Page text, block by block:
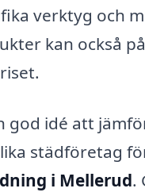
verktyg och
kan också
god idé att
städföretag
i Mellerud.